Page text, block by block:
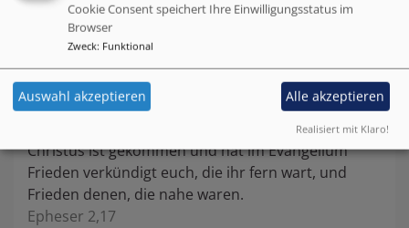
Jauchze, du Tochter Zion! Frohlocke, Israel! Freue
dich und sei fröhlich von ganzem Herzen, du
Tochter Jerusalem! Denn der HERR hat deine Strafe
weggenommen.
Zefanja 3,14-15
Christus ist gekommen und hat im Evangelium
Frieden verkündigt euch, die ihr fern wart, und
Frieden denen, die nahe waren.
Epheser 2,17
Cookie Consent speichert Ihre Einwilligungsstatus im
Browser
Zweck: Funktional
Auswahl akzeptieren Alle akzeptieren
Realisiert mit Klaro!